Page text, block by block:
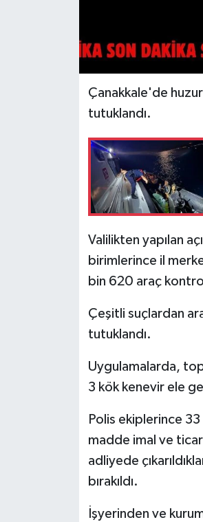
Çanakkale'de
tutuklandı.
Valilikten yapılan
birimlerince il
bin 620 araç
Çeşitli suçlardan
tutuklandı.
Uygulamalarda,
3 kök kenevir ele
Polis ekiplerince 33
madde imal ve
adliyede
bırakıldı.
İşyerinden ve
Politika
Resmî ilanlar
Tarım ve Ekonomi
Teknoloji